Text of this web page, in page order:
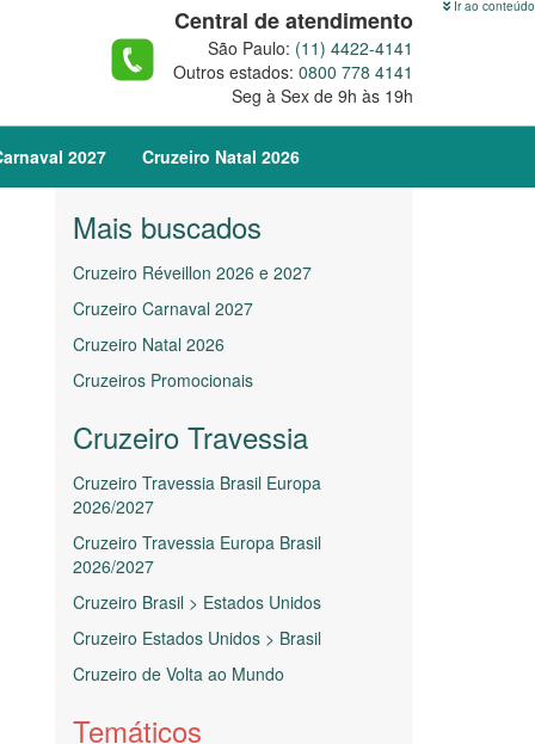
Ir ao conteúdo
Central de atendimento
São Paulo: (11) 4422-4141
Outros estados: 0800 778 4141
Seg à Sex de 9h às 19h
2027 Cruzeiro Natal 2026
Mais buscados
Cruzeiro Réveillon 2026 e 2027
Cruzeiro Carnaval 2027
Cruzeiro Natal 2026
Cruzeiros Promocionais
Cruzeiro Travessia
Cruzeiro Travessia Brasil Europa
2026/2027
Cruzeiro Travessia Europa Brasil
2026/2027
Cruzeiro Brasil > Estados Unidos
Cruzeiro Estados Unidos > Brasil
Cruzeiro de Volta ao Mundo
Temáticos